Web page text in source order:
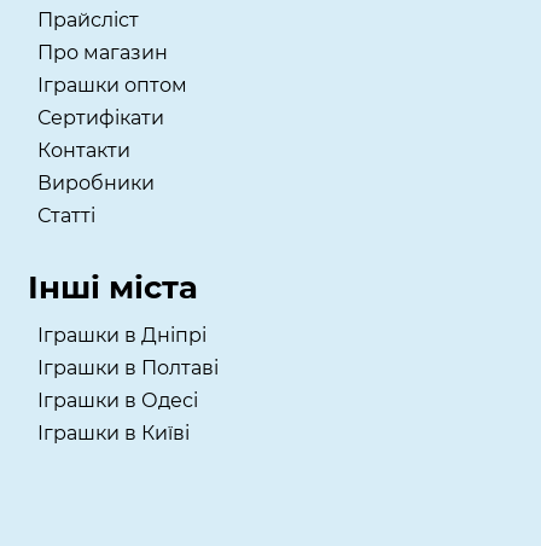
Прайсліст
Про магазин
Іграшки оптом
Сертифікати
Контакти
Виробники
Статті
Інші міста
Іграшки в Дніпрі
Іграшки в Полтаві
Іграшки в Одесі
Іграшки в Київі